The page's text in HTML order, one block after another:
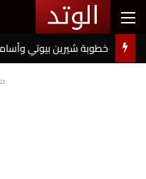
القائمة